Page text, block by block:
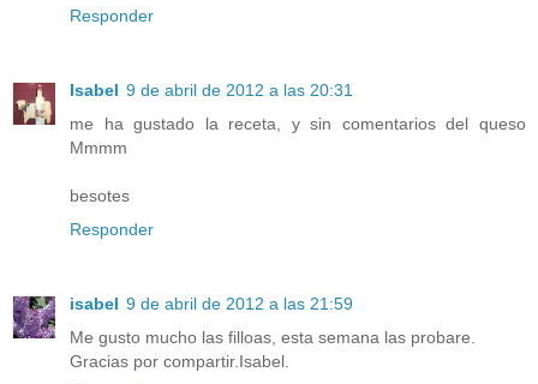
Responder
Isabel 9 de abril de 2012 a las 20:31
me ha gustado la receta, y sin comentarios del queso
Mmmm
besotes
Responder
isabel 9 de abril de 2012 a las 21:59
Me gusto mucho las filloas, esta semana las probare.
Gracias por compartir.Isabel.